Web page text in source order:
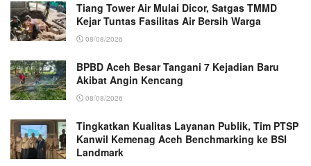
Tiang Tower Air Mulai Dicor, Satgas TMMD
Kejar Tuntas Fasilitas Air Bersih Warga
08/08/2026
BPBD Aceh Besar Tangani 7 Kejadian Baru
Akibat Angin Kencang
08/08/2026
Tingkatkan Kualitas Layanan Publik, Tim PTSP
Kanwil Kemenag Aceh Benchmarking ke BSI
Landmark